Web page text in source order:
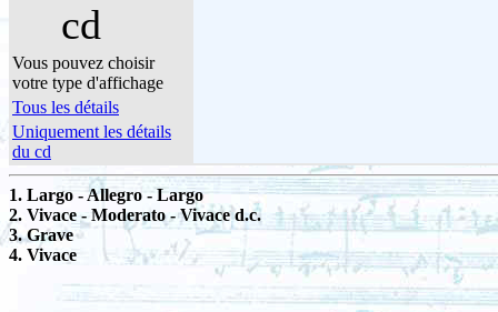
cd
Vous pouvez choisir
votre type d'affichage
Tous les détails
Uniquement les détails
du cd
1. Largo - Allegro - Largo
2. Vivace - Moderato - Vivace d.c.
3. Grave
4. Vivace